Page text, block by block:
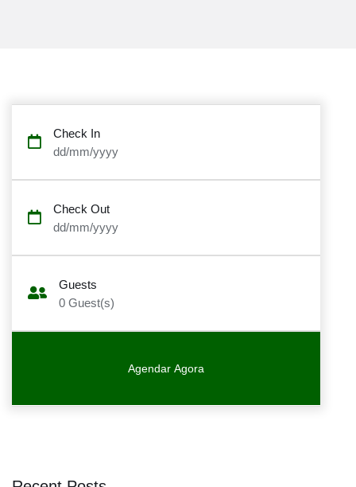
Check In
dd/mm/yyyy
Check Out
dd/mm/yyyy
Guests
0 Guest(s)